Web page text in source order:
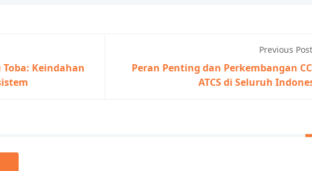
Keindahan
Previous Post
Peran Penting dan Perkembangan
ATCS di Seluruh